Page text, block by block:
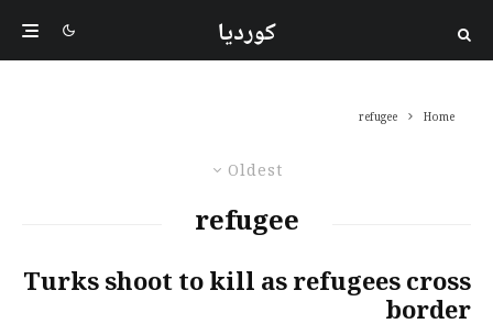
کوردیا
Home
refugee
Oldest
refugee
Turks shoot to kill as refugees cross
border